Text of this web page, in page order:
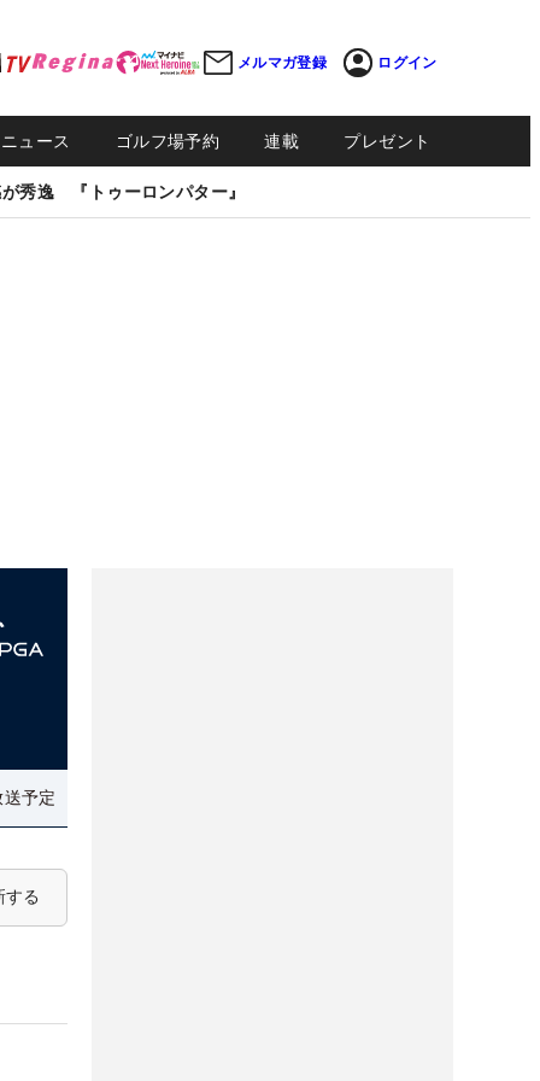
メルマガ登録 ログイン
ュース ゴルフ場予約 連載 プレゼント
秀逸 『トゥーロンパター』
予定
する